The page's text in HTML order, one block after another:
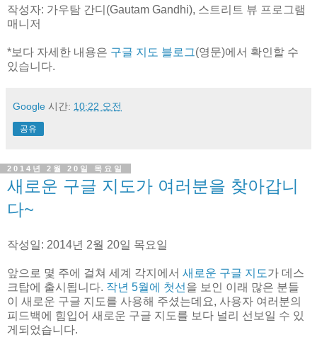
작성자: 가우탐 간디(Gautam Gandhi), 스트리트 뷰 프로그램
매니저
*보다 자세한 내용은 구글 지도 블로그(영문)에서 확인할 수
있습니다.
Google 시간: 10:22 오전
공유
2014년 2월 20일 목요일
새로운 구글 지도가 여러분을 찾아갑니
다~
작성일: 2014년 2월 20일 목요일
앞으로 몇 주에 걸쳐 세계 각지에서 새로운 구글 지도가 데스
크탑에 출시됩니다. 작년 5월에 첫선 을 보인 이래 많은 분들
이 새로운 구글 지도를 사용해 주셨는데요, 사용자 여러분의
피드백에 힘입어 새로운 구글 지도를 보다 널리 선보일 수 있
게되었습니다.